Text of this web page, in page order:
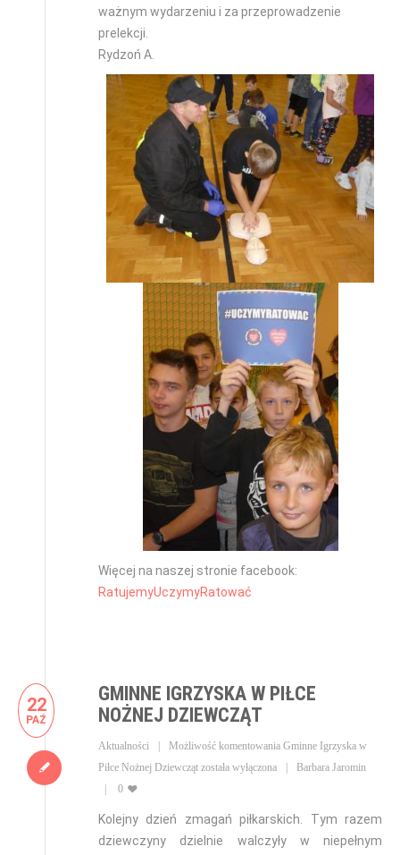
ważnym wydarzeniu i za przeprowadzenie
prelekcji.
Rydzoń A.
Więcej na naszej stronie facebook:
RatujemyUczymyRatować
22
PAŹ
GMINNE IGRZYSKA W PIŁCE
NOŻNEJ DZIEWCZĄT
Aktualności Możliwość komentowania Gminne Igrzyska w
Piłce Nożnej Dziewcząt została wyłączona
Barbara Jaromin
0
Kolejny dzień zmagań piłkarskich. Tym razem
dziewczyny dzielnie walczyły w niepełnym